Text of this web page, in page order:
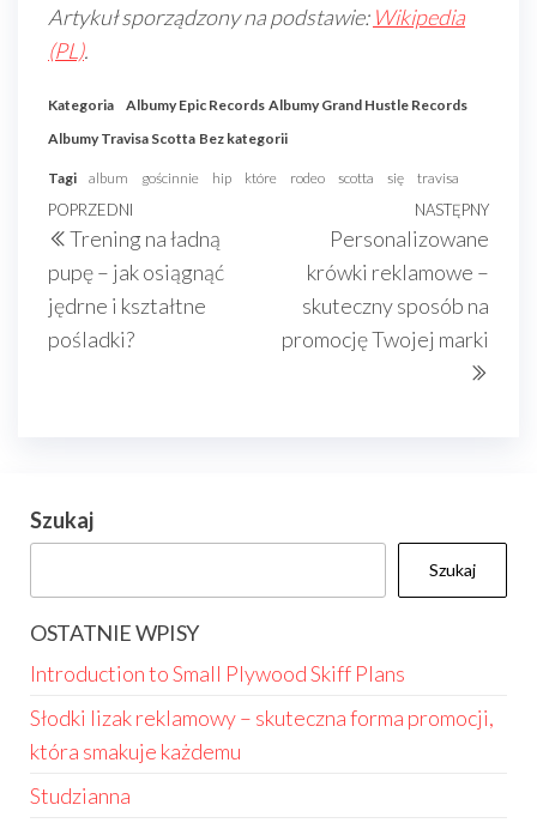
Artykuł sporządzony na podstawie: Wikipedia
(PL).
Kategoria Albumy Epic Records Albumy Grand Hustle Records
Albumy Travisa Scotta Bez kategorii
Tagi album gościnnie hip które rodeo scotta się travisa
Nawigacja
wpisu
Poprzedni
wpis
POPRZEDNI
Trening na ładną
pupę – jak osiągnąć
jędrne i kształtne
pośladki?
NASTĘPNY
Personalizowane
krówki reklamowe –
skuteczny sposób na
promocję Twojej marki
Szukaj
Szukaj
OSTATNIE WPISY
Introduction to Small Plywood Skiff Plans
Słodki lizak reklamowy – skuteczna forma promocji,
która smakuje każdemu
Studzianna